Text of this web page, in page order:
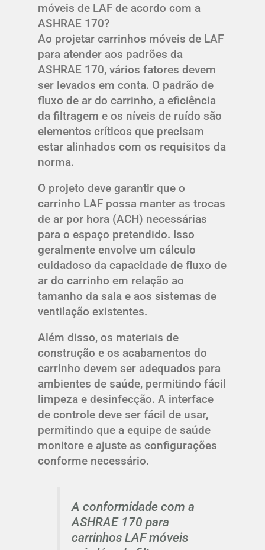
móveis de LAF de acordo com a
ASHRAE 170?
Ao projetar carrinhos móveis de LAF
para atender aos padrões da
ASHRAE 170, vários fatores devem
ser levados em conta. O padrão de
fluxo de ar do carrinho, a eficiência
da filtragem e os níveis de ruído são
elementos críticos que precisam
estar alinhados com os requisitos da
norma.
O projeto deve garantir que o
carrinho LAF possa manter as trocas
de ar por hora (ACH) necessárias
para o espaço pretendido. Isso
geralmente envolve um cálculo
cuidadoso da capacidade de fluxo de
ar do carrinho em relação ao
tamanho da sala e aos sistemas de
ventilação existentes.
Além disso, os materiais de
construção e os acabamentos do
carrinho devem ser adequados para
ambientes de saúde, permitindo fácil
limpeza e desinfecção. A interface
de controle deve ser fácil de usar,
permitindo que a equipe de saúde
monitore e ajuste as configurações
conforme necessário.
A conformidade com a
ASHRAE 170 para
carrinhos LAF móveis